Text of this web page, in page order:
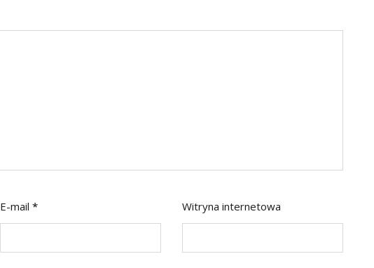
E-mail * Witryna internetowa